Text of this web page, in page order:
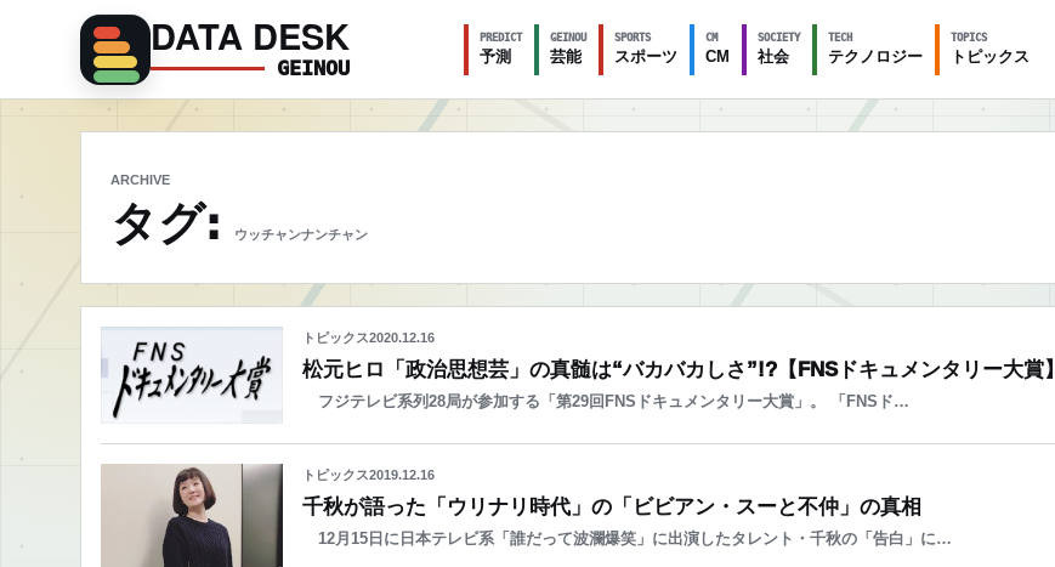
DATA DESK
GEINOU
PREDICT
予測
GEINOU
芸能
SPORTS
スポーツ
CM
CM
SOCIETY
社会
TECH
テクノロジー
TOPICS
トピックス
ARCHIVE
タグ: ウッチャンナンチャン
トピックス2020.12.16
松元ヒロ「政治思想芸」の真髄は“バカバカしさ”!?【FNSドキュメンタリー大賞】
フジテレビ系列28局が参加する「第29回FNSドキュメンタリー大賞」。 「FNSド…
トピックス2019.12.16
千秋が語った「ウリナリ時代」の「ビビアン・スーと不仲」の真相
12月15日に日本テレビ系「誰だって波瀾爆笑」に出演したタレント・千秋の「告白」に…